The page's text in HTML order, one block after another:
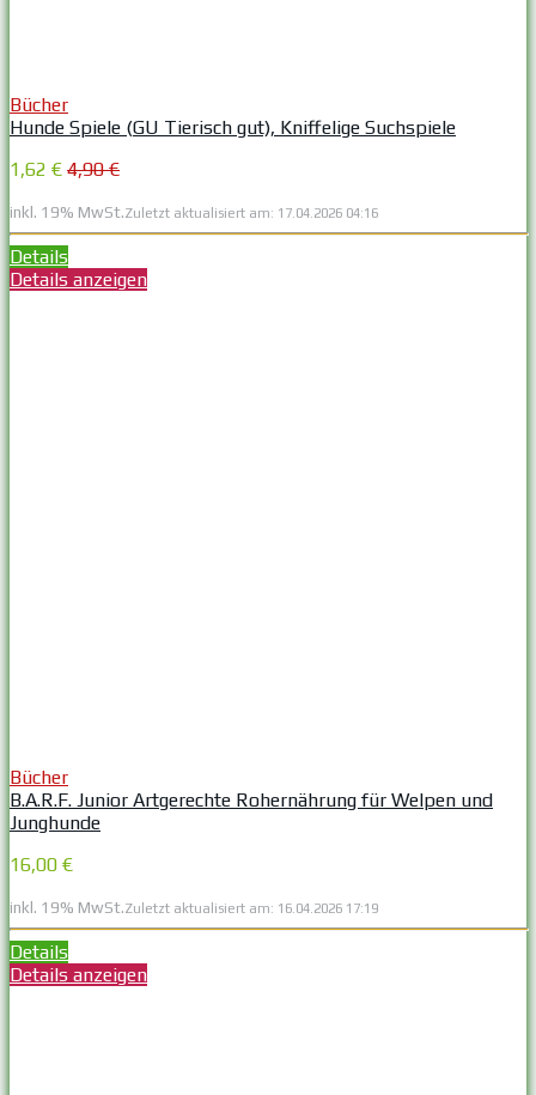
Bücher
Hunde Spiele (GU Tierisch gut), Kniffelige Suchspiele
1,62 € 4,90 €
inkl. 19% MwSt.Zuletzt aktualisiert am: 17.04.2026 04:16
Details
Details anzeigen
Bücher
B.A.R.F. Junior Artgerechte Rohernährung für Welpen und
Junghunde
16,00 €
inkl. 19% MwSt.Zuletzt aktualisiert am: 16.04.2026 17:19
Details
Details anzeigen